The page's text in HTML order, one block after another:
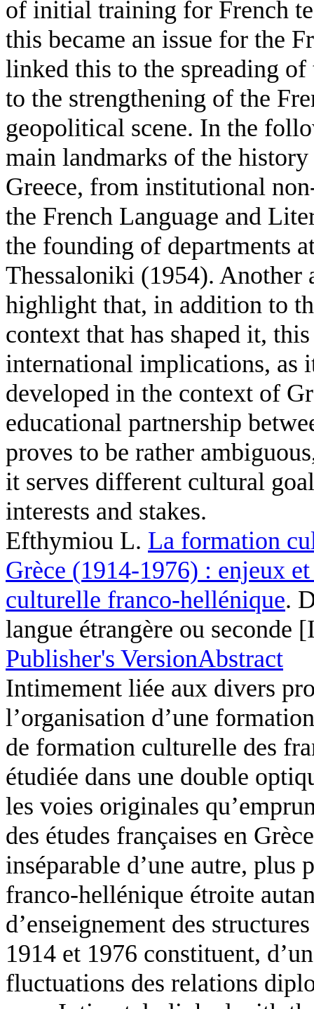
of initial training for French
this became an issue for the
linked this to the spreading of
to the strengthening of the
geopolitical scene. In the
main landmarks of the history
Greece, from institutional
the French Language and
the founding of departments
Thessaloniki (1954). Another
highlight that, in addition to
context that has shaped it,
international implications,
developed in the context of
educational partnership
proves to be rather
it serves different cultural
interests and stakes.
Efthymiou L. La formation
Grèce (1914-1976) : enjeux
culturelle franco-hellénique.
langue étrangère ou
Publisher's VersionAbstract
Intimement liée aux divers
l’organisation d’une
de formation culturelle des
étudiée dans une double
les voies originales
des études françaises en
inséparable d’une autre,
franco-hellénique étroite
d’enseignement des
1914 et 1976 constituent,
fluctuations des relations